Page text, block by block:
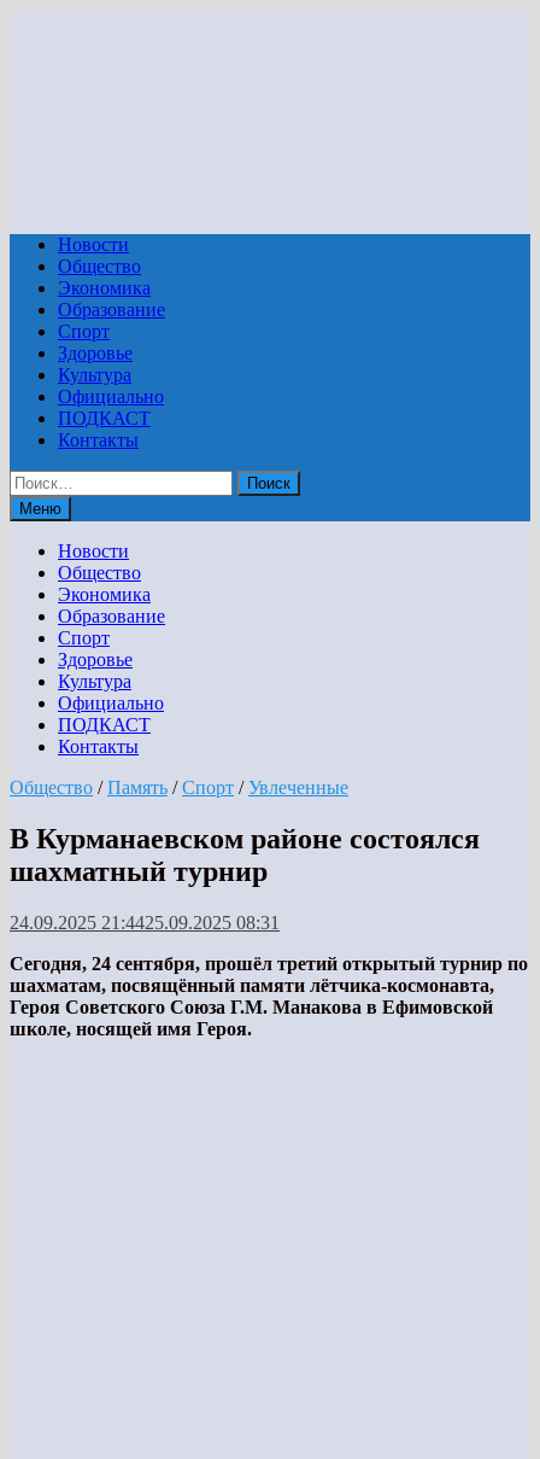
Новости
Общество
Экономика
Образование
Спорт
Здоровье
Культура
Официально
ПОДКАСТ
Контакты
Найти:
Меню
Новости
Общество
Экономика
Образование
Спорт
Здоровье
Культура
Официально
ПОДКАСТ
Контакты
Общество /Память /Спорт /Увлеченные
В Курманаевском районе состоялся
шахматный турнир
24.09.2025 21:4425.09.2025 08:31
Сегодня, 24 сентября, прошёл третий открытый турнир по
шахматам, посвящённый памяти лётчика-космонавта,
Героя Советского Союза Г.М. Манакова в Ефимовской
школе, носящей имя Героя.